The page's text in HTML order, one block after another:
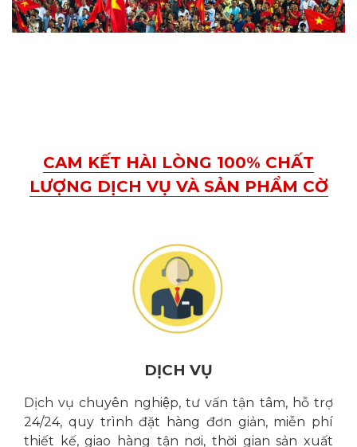
CAM KẾT HÀI LÒNG 100% CHẤT
LƯỢNG DỊCH VỤ VÀ SẢN PHẨM CỜ
DỊCH VỤ
Dịch vụ chuyên nghiệp, tư vấn tận tâm, hỗ trợ
24/24, quy trình đặt hàng đơn giản, miễn phí
thiết kế, giao hàng tận nơi, thời gian sản xuất